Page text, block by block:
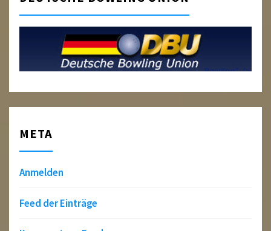
META
Anmelden
Feed der Einträge